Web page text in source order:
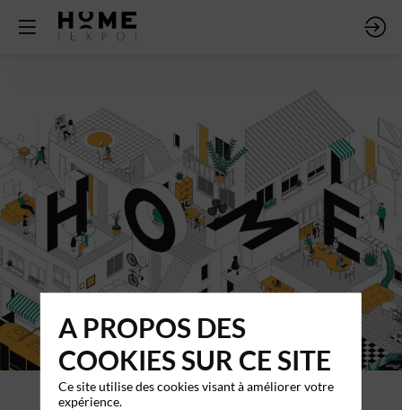
A PROPOS DES
COOKIES SUR CE SITE
Ce site utilise des cookies visant à améliorer votre
expérience.